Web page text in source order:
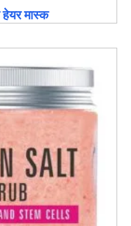
हेयर मास्क